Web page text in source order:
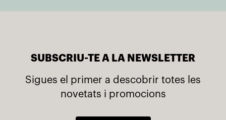
SUBSCRIU-TE A LA NEWSLETTER
Sigues el primer a descobrir totes les
novetats i promocions